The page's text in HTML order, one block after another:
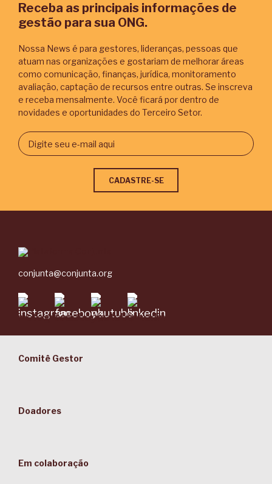
Receba as principais informações de
gestão para sua ONG.
Nossa News é para gestores, lideranças, pessoas que
atuam nas organizações e gostariam de melhorar áreas
como comunicação, finanças, jurídica, monitoramento
avaliação, captação de recursos entre outras. Se inscreva
e receba mensalmente. Você ficará por dentro de
novidades e oportunidades do Terceiro Setor.
conjunta@conjunta.org
Comitê Gestor
Doadores
Em colaboração